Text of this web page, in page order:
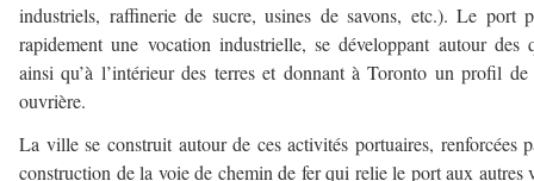
industriels, raffinerie de sucre, usines de savons, etc.). Le port
rapidement une vocation industrielle, se développant autour des
ainsi qu’à l’intérieur des terres et donnant à Toronto un profil
ouvrière.
La ville se construit autour de ces activités portuaires, renforcées
construction de la voie de chemin de fer qui relie le port aux autres